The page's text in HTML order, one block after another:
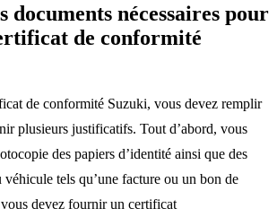
documents nécessaires pour
de conformité
de conformité Suzuki, vous devez remplir
plusieurs justificatifs. Tout d’abord, vous
des papiers d’identité ainsi que des
véhicule tels qu’une facture ou un bon de
devez fournir un certificat